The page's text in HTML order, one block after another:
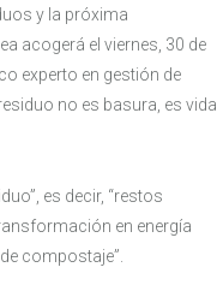
y la próxima
acogerá el viernes, 30 de
experto en gestión de
no es basura, es vida
es decir, “restos
en energía
compostaje”.